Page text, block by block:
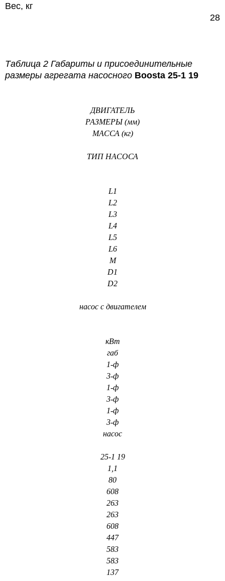
Вес, кг
28
Таблица 2 Габариты и присоединительные
размеры агрегата насосного Boosta 25-1 19
ДВИГАТЕЛЬ
РАЗМЕРЫ (мм)
МАССА (кг)
ТИП НАСОСА
L1
L2
L3
L4
L5
L6
М
D1
D2
насос с двигателем
кВт
габ
1-ф
3-ф
1-ф
3-ф
1-ф
3-ф
насос
25-1 19
1,1
80
608
263
263
608
447
583
583
137